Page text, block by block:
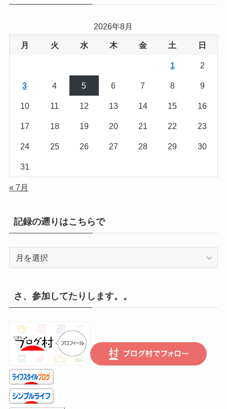
2026年8月
月 火 水 木 金 土 日
1 2
3 4 5 6 7 8 9
10 11 12 13 14 15 16
17 18 19 20 21 22 23
24 25 26 27 28 29 30
31
« 7月
記録の遡りはこちらで
り
こ
ち
ら
で
さ、参加してたりします。。